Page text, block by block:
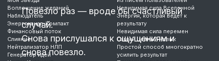
Повезло раз — вроде бы счастливый
случай.
Снова прислушался к ощущениям и
снова повезло.
Воплощение желаний
Наблюдатель
Энергоканал-Компакт
Финансовый поток
Слияние
Нейтрализатор НЛП
Генератор идей
Невидимая сила Вселенной
Энергия, которая ведет к
результату
Невидимая сила перемен
Самый ценный навык
Простой способ многократно
усилить результат